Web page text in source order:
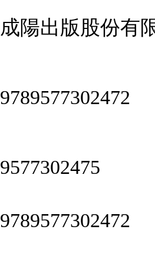
成陽出版股份有
9789577302472
9577302475
9789577302472